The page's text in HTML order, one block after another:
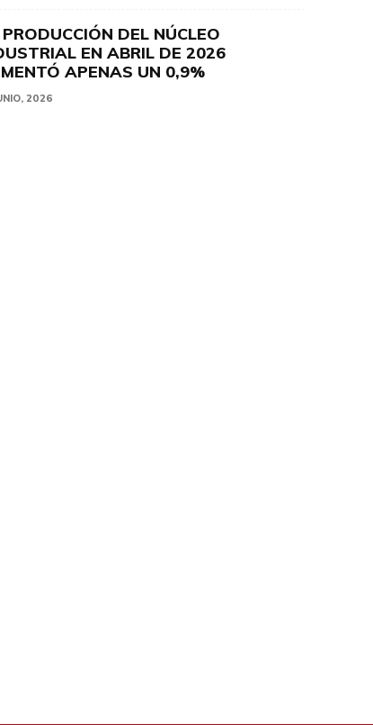
DEL NÚCLEO
EN ABRIL DE 2026
APENAS UN 0,9%
2026